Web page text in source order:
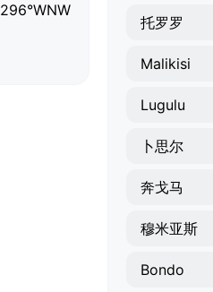
296°WNW
托罗罗
Malikisi
Lugulu
卜思尔
奔戈马
穆米亚斯
Bondo